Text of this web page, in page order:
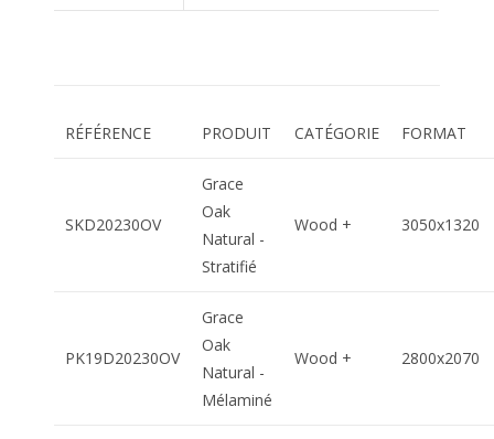
RÉFÉRENCE PRODUIT CATÉGORIE FORMAT
SKD20230OV
Grace
Oak
Natural -
Stratifié
Wood + 3050x1320
PK19D20230OV
Grace
Oak
Natural -
Mélaminé
Wood + 2800x2070